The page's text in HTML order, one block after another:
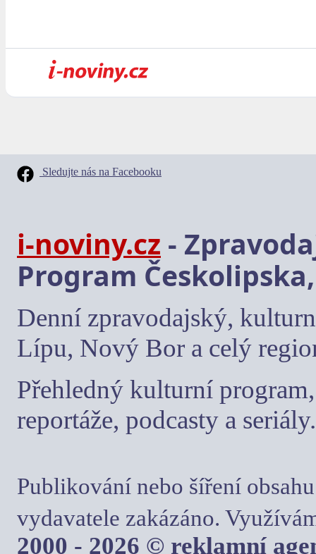
Sledujte nás na Facebooku
i-noviny.cz -
Program
Denní zpravodajský,
Lípu, Nový Bor a celý
Přehledný kulturní
reportáže, podcasty a seriály.
Publikování nebo šíření
vydavatele zakázáno.
2000 - 2026 © reklamní